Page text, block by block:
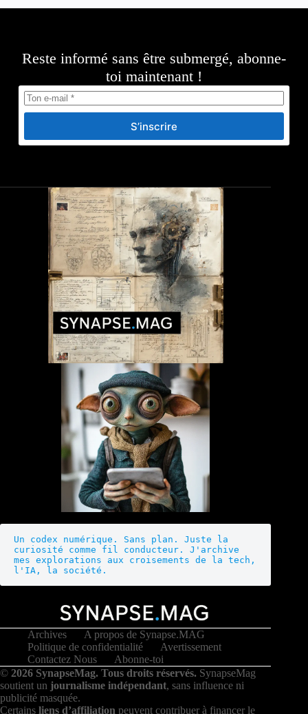
Reste informé sans être submergé, abonne-
toi maintenant !
S’inscrire
Un codex numérique. Sans plan. Juste la
curiosité comme fil conducteur. J'archive
mes explorations aux croisements de la tech,
l'IA, la société.
Archives
A propos de Synapse.MAG
Politique de confidentialité
Avertissement
Contactez Nous
Abonne-toi
© 2026 SynapseMag. Tous droits réservés. SynapseMag
soutient un journalisme indépendant, sans influence ni
publicité masquée.
Certains liens d’affiliation peuvent contribuer à financer le